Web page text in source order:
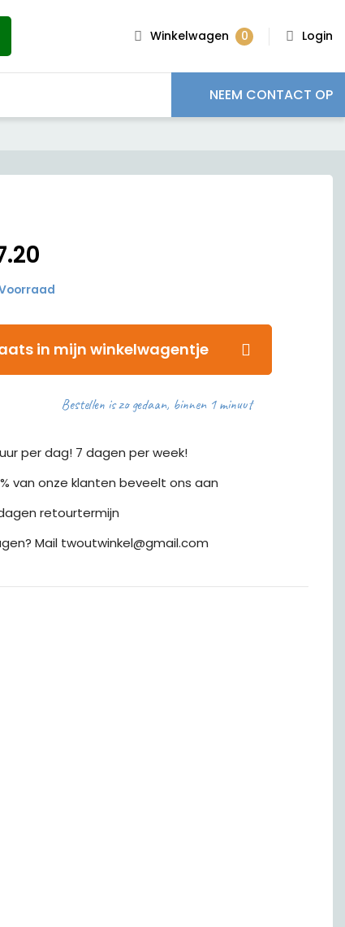
Winkelwagen 0 Login
NEEM CONTACT OP
in mijn winkelwagentje
Bestellen is zo gedaan, binnen 1 minuut
per dag! 7 dagen per week!
van onze klanten beveelt ons aan
retourtermijn
Mail twoutwinkel@gmail.com